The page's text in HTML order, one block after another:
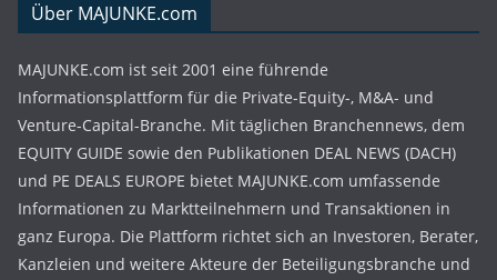
Über MAJUNKE.com
MAJUNKE.com ist seit 2001 eine führende
Informationsplattform für die Private-Equity-, M&A- und
Venture-Capital-Branche. Mit täglichen Branchennews, dem
EQUITY GUIDE sowie den Publikationen DEAL NEWS (DACH)
und PE DEALS EUROPE bietet MAJUNKE.com umfassende
Informationen zu Marktteilnehmern und Transaktionen in
ganz Europa. Die Plattform richtet sich an Investoren, Berater,
Kanzleien und weitere Akteure der Beteiligungsbranche und